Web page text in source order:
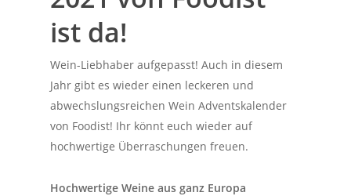
ist da!
Wein-Liebhaber aufgepasst! Auch in diesem
Jahr gibt es wieder einen leckeren und
abwechslungsreichen Wein Adventskalender
von Foodist! Ihr könnt euch wieder auf
hochwertige Überraschungen freuen.
Hochwertige Weine aus ganz Europa